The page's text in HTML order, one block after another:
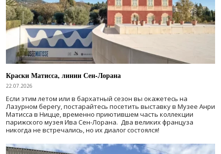
Краски Матисса, линии Сен-Лорана
22.07.2026
Если этим летом или в бархатный сезон вы окажетесь на
Лазурном берегу, постарайтесь посетить выставку в Музее Анри
Матисса в Ницце, временно приютившем часть коллекции
парижского музея Ива Сен-Лорана. Два великих француза
никогда не встречались, но их диалог состоялся!